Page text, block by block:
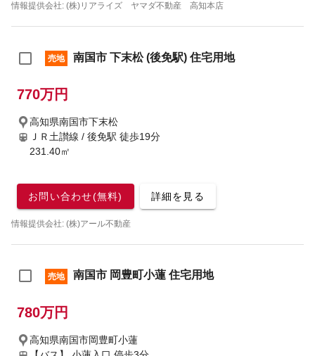
情報提供会社: (株)リアライズ ヤマダ不動産 高知本店
売地 南国市 下末松 (後免駅) 住宅用地
770万円
高知県南国市下末松
ＪＲ土讃線 / 後免駅 徒歩19分
231.40㎡
お問い合わせ(無料) 詳細を見る
情報提供会社: (株)アール不動産
売地 南国市 岡豊町小蓮 住宅用地
780万円
高知県南国市岡豊町小蓮